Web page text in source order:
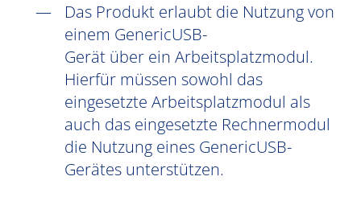
Das Produkt erlaubt die Nutzung von
einem GenericUSB-
Gerät über ein Arbeitsplatzmodul.
Hierfür müssen sowohl das
eingesetzte Arbeitsplatzmodul als
auch das eingesetzte Rechnermodul
die Nutzung eines GenericUSB-
Gerätes unterstützen.